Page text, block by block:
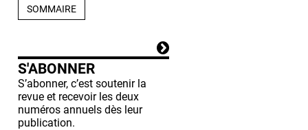
SOMMAIRE
S'ABONNER
S’abonner, c’est soutenir la
revue et recevoir les deux
numéros annuels dès leur
publication.